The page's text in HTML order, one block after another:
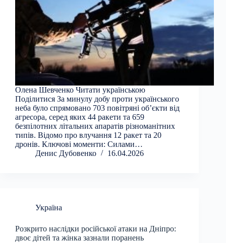
Олена Шевченко Читати українською
Поділитися За минулу добу проти українського
неба було спрямовано 703 повітряні об’єкти від
агресора, серед яких 44 ракети та 659
безпілотних літальних апаратів різноманітних
типів. Відомо про влучання 12 ракет та 20
дронів. Ключові моменти: Силами…
Денис Дубовенко
16.04.2026
Україна
Розкрито наслідки російської атаки на Дніпро:
двоє дітей та жінка зазнали поранень